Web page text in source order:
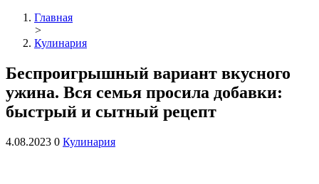
Главная
>
Кулинария
Беспроигрышный вариант вкусного
ужина. Вся семья просила добавки:
быстрый и сытный рецепт
4.08.2023 0 Кулинария